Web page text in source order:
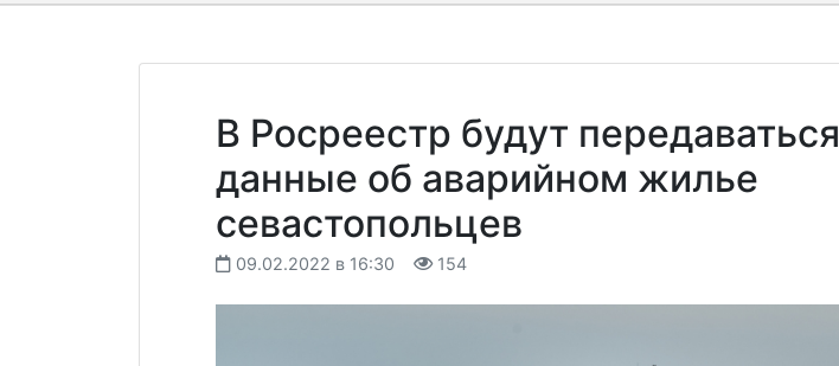
В Росреестр будут передаваться
данные об аварийном жилье
севастопольцев
09.02.2022 в 16:30 154